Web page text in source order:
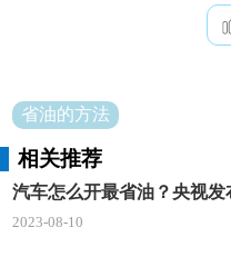
省油的方法
相关推荐
2023-08-10